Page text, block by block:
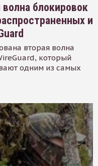
блокировок
и
вторая волна
который
одним из самых